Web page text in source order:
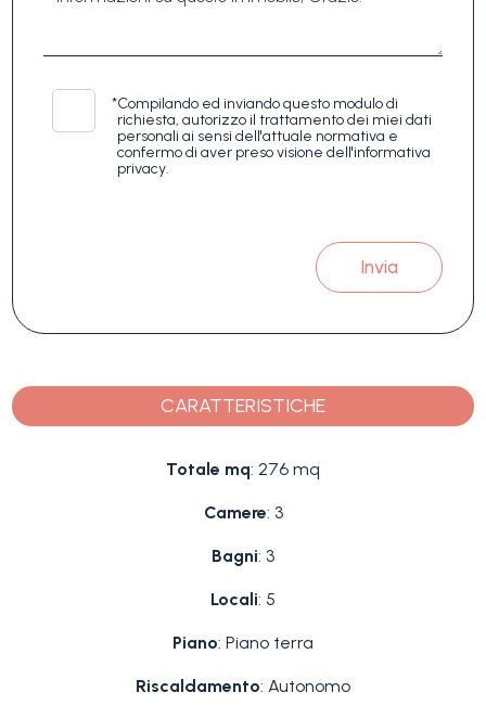
*Compilando ed inviando questo modulo di
richiesta, autorizzo il trattamento dei miei dati
personali ai sensi dell'attuale normativa e
confermo di aver preso visione dell'informativa
privacy.
Invia
CARATTERISTICHE
Totale mq: 276 mq
Camere: 3
Bagni: 3
Locali: 5
Piano: Piano terra
Riscaldamento: Autonomo